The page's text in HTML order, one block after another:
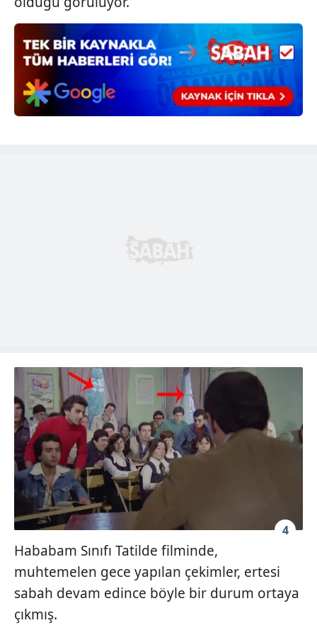
kullanılmaktadır. Bu çerezler vasıtasıyla çeşitli kişisel
verileriniz işlenmekte olup gerekli olan çerezler bilgi
toplumu hizmetlerinin sunulması amacıyla
kullanılmaktadır. Diğer çerezler, sitemizin daha işlevsel
kılınması ve kişiselleştirilmesi ve sizlere yönelik
reklam/pazarlama faaliyetlerinin yapılması, amaçlarıyla
sınırlı olarak açık rızanız dahilinde kullanılacaktır.
hazırlanmış Aydınlatma Metnimizi okumak ve sitemizde
ilgili mevzuata uygun olarak kullanılan çerezlerle ilgili bilgi
4
Hababam Sınıfı Tatilde filminde,
muhtemelen gece yapılan çekimler, ertesi
sabah devam edince böyle bir durum ortaya
çıkmış.